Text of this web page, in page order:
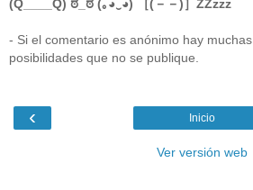
(Q____Q) ಠ_ಠ (｡◕‿◕) ［(－－)］ZZzzz
- Si el comentario es anónimo hay muchas
posibilidades que no se publique.
‹ Inicio
Ver versión web